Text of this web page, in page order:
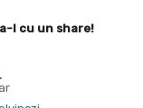
l cu un share!